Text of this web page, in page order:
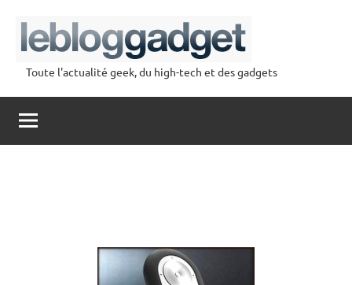
contenu
lebloggadget
Toute l'actualité geek, du high-tech et des gadgets